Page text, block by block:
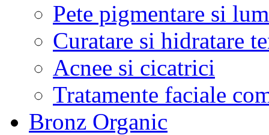
Pete pigmentare si
Curatare si hidratare
Acnee si cicatrici
Tratamente faciale
Bronz Organic